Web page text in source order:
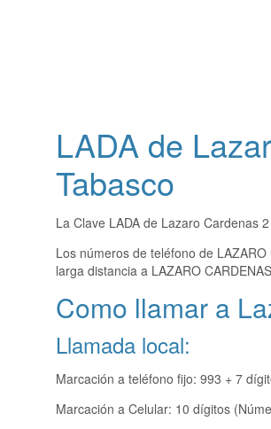
LADA de
Tabasco
La Clave LADA de Lazaro Cardenas
Los números de teléfono de LAZARO
larga distancia a LAZARO
Como llamar a
Llamada local:
Marcación a teléfono fijo: 993 + 7
Marcación a Celular: 10 dígitos